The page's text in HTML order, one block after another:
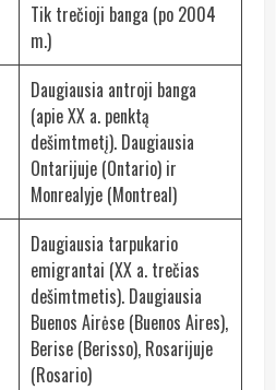
Tik trečioji banga (po 2004
m.)
Daugiausia antroji banga
(apie XX a. penktą
dešimtmetį). Daugiausia
Ontarijuje (Ontario) ir
Monrealyje (Montreal)
Daugiausia tarpukario
emigrantai (XX a. trečias
dešimtmetis). Daugiausia
Buenos Airėse (Buenos Aires),
Berise (Berisso), Rosarijuje
(Rosario)